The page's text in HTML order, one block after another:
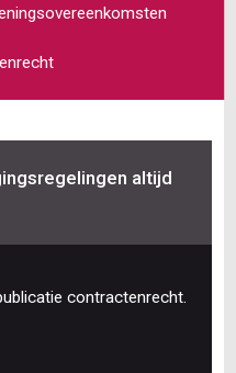
altijd
contractenrecht.